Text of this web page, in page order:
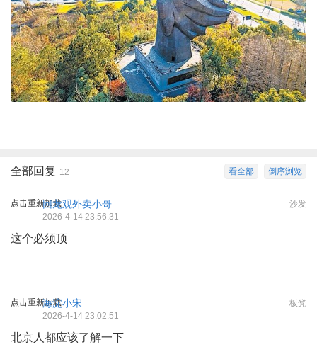
倒序浏览
看全部
全部回复 12
点击重新加载 沙发
回龙观外卖小哥
2026-4-14 23:56:31
这个必须顶
点击重新加载 板凳
海淀小宋
2026-4-14 23:02:51
北京人都应该了解一下